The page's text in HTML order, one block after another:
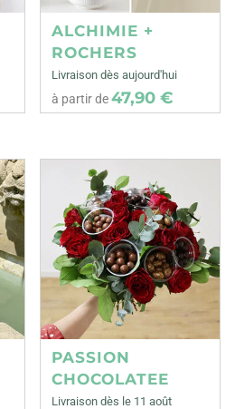
ALCHIMIE +
ROCHERS
Livraison dès aujourd'hui
à partir de47,90 €
PASSION
CHOCOLATEE
Livraison dès le 11 août